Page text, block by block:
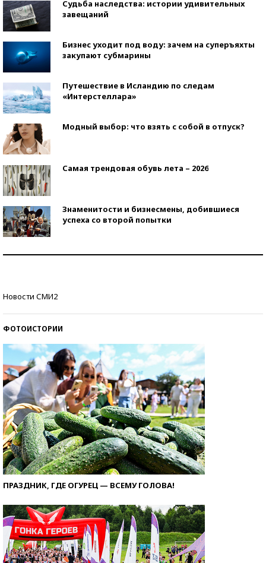
Судьба наследства: истории удивительных
завещаний
Бизнес уходит под воду: зачем на суперъяхты
закупают субмарины
Путешествие в Исландию по следам
«Интерстеллара»
Модный выбор: что взять с собой в отпуск?
Самая трендовая обувь лета – 2026
Знаменитости и бизнесмены, добившиеся
успеха со второй попытки
Новости СМИ2
ФОТОИСТОРИИ
ПРАЗДНИК, ГДЕ ОГУРЕЦ — ВСЕМУ ГОЛОВА!